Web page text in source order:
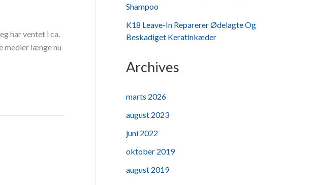
har ventet i ca.
medier længe nu
Shampoo
K18 Leave-In Reparerer Ødelagte Og
Beskadiget Keratinkæder
Archives
marts 2026
august 2023
juni 2022
oktober 2019
august 2019